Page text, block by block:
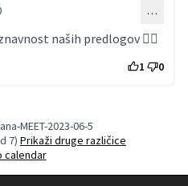
…
naših predlogov 👌🏽
1 0
MEET-2023-06-5
7)
Prikaži druge različice
calendar